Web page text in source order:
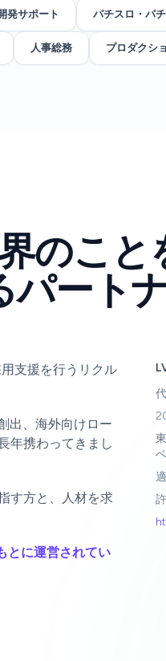
発サポート パチスロ・パ
人事総務 プロダクシ
のこと
パート
支援を行うリクル
出、海外向けロー
年携わってきまし
す方と、人材を求
とに運営されてい